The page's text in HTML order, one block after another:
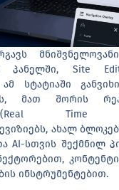
პანელში, Site
სტატიაში
მათ შორის
Time
ახალ
AI-სთვის შექმნილ
ინსტრუმენტებით.